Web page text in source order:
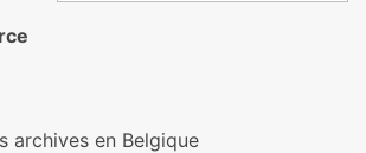
archives en Belgique